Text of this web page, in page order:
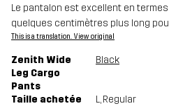
Le pantalon est excellent en
quelques centimètres plus long
This is a translation. View original
Zenith Wide
Leg Cargo
Pants
Black
Taille achetée L, Regular